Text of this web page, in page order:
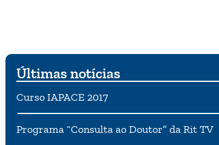
Últimas notícias
Curso IAPACE 2017
Programa “Consulta ao Doutor” da Rit TV